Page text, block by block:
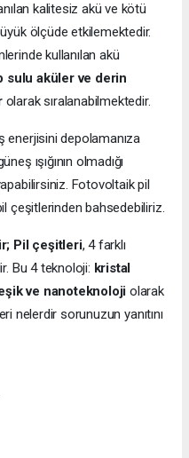
kalitesiz akü ve kötü
ölçüde etkilemektedir.
kullanılan akü
sulu aküler ve derin
olarak sıralanabilmektedir.
enerjisini depolamanıza
ışığının olmadığı
Fotovoltaik pil
çeşitlerinden bahsedebiliriz.
Pil çeşitleri, 4 farklı
Bu 4 teknoloji: kristal
ve nanoteknoloji olarak
nelerdir sorunuzun yanıtını